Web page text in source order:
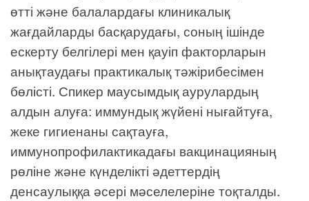
өтті және балалардағы клиникалық
жағдайларды басқарудағы, соның ішінде
ескерту белгілері мен қауіп факторларын
анықтаудағы практикалық тәжірибесімен
бөлісті. Спикер маусымдық аурулардың
алдын алуға: иммундық жүйені нығайтуға,
жеке гигиенаны сақтауға,
иммунопрофилактикадағы вакцинацияның
рөліне және күнделікті әдеттердің
денсаулыққа әсері мәселелеріне тоқталды.